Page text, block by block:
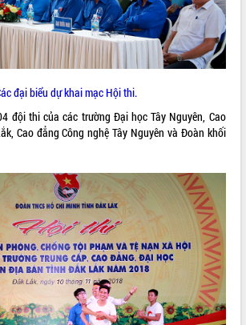
đại biểu dự khai mạc Hội thi.
đội thi của các trường Đại học Tây Nguyên, Cao
Cao đẳng Công nghệ Tây Nguyên và Đoàn khối